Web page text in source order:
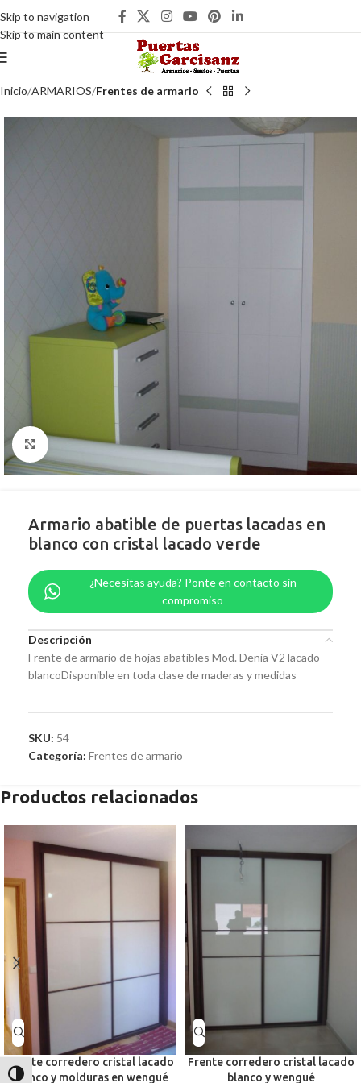
Alternar alto contraste
Skip to navigation
Skip to main content
Inicio ARMARIOS Frentes de armario
Clic para ampliar
Armario abatible de puertas lacadas en
blanco con cristal lacado verde
¿Necesitas ayuda? Ponte en contacto sin
compromiso
Descripción
Frente de armario de hojas abatibles Mod. Denia V2 lacado
blancoDisponible en toda clase de maderas y medidas
SKU: 54
Categoría: Frentes de armario
Productos relacionados
Frente corredero cristal lacado
blanco y molduras en wengué
Frente corredero cristal lacado
blanco y wengué